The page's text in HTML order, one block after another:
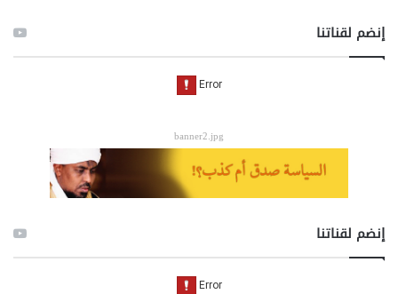
إنضم لقناتنا
banner2.jpg
إنضم لقناتنا